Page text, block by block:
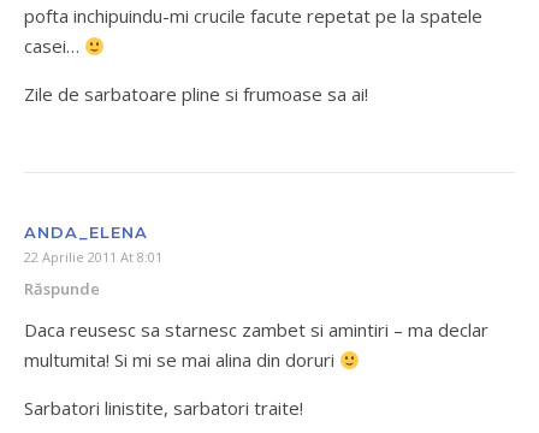
pofta inchipuindu-mi crucile facute repetat pe la spatele
casei…
Zile de sarbatoare pline si frumoase sa ai!
ANDA_ELENA
22 Aprilie 2011 At 8:01
Răspunde
Daca reusesc sa starnesc zambet si amintiri – ma declar
multumita! Si mi se mai alina din doruri
Sarbatori linistite, sarbatori traite!